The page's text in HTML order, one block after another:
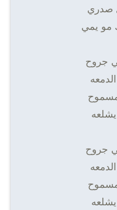
صدري
مو يمي
جروح
جروح